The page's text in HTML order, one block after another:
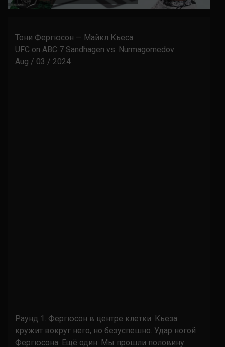
Тони Фергюсон — Майкл Кьеса
UFC on ABC 7 Sandhagen vs. Nurmagomedov
Aug / 03 / 2024
Раунд 1. Фергюсон в центре клетки. Кьеза
кружит вокруг него, но безуспешно. Удар ногой
Фергюсона. Ещё один. Мы прошли половину